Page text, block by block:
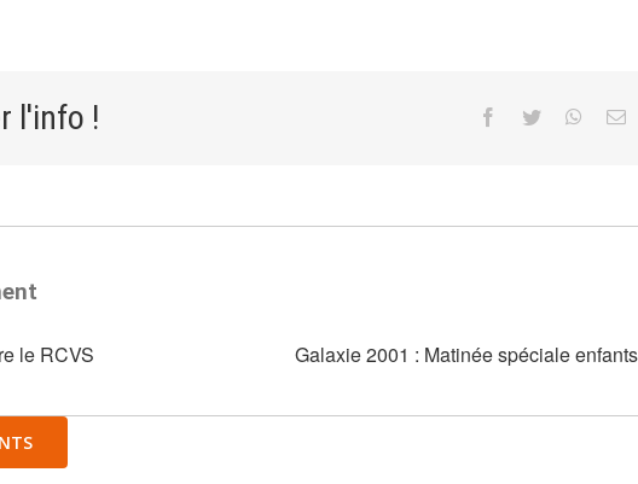
l'info ! Facebook
Twitter
le RCVS Galaxie 2001 : Matinée spéciale enfants